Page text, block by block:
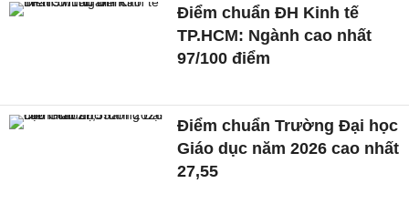
Điểm chuẩn ĐH Kinh tế
TP.HCM: Ngành cao nhất
97/100 điểm
Điểm chuẩn Trường Đại học
Giáo dục năm 2026 cao nhất
27,55